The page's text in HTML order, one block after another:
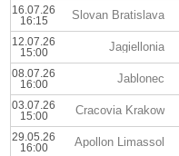
16.07.26
16:15
Slovan Bratislava
12.07.26
15:00
Jagiellonia
08.07.26
16:00
Jablonec
03.07.26
15:00
Cracovia Krakow
29.05.26
16:00
Apollon Limassol